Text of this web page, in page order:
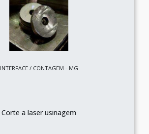
INTERFACE / CONTAGEM - MG
Corte a laser usinagem